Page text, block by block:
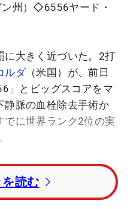
ン州）◇6556ヤード・
に大きく近づいた。2打
ルダ（米国）が、前日
」とビッグスコアをマ
静脈の血栓除去手術か
でに世界ランク2位の実
成功すると、グリーン
は大歓声。「完璧なパ
してくれて最高。本当
読む